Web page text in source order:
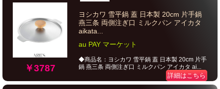
￥3787
ヨシカワ 雪平鍋 蓋 日本製 20cm 片手鍋
燕三条 両側注ぎ口 ミルクパン アイカタ
aikata...
au PAY マーケット
◆商品名：ヨシカワ 雪平鍋 蓋 日本製 20cm 片手
鍋 燕三条 両側注ぎ口 ミルクパン アイカタ ai...
詳細はこちら